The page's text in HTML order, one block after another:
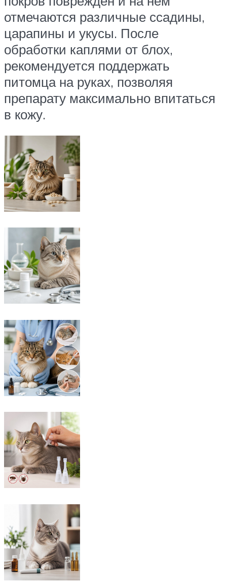
отмечаются различные ссадины,
царапины и укусы. После
обработки каплями от блох,
рекомендуется поддержать
питомца на руках, позволяя
препарату максимально впитаться
в кожу.